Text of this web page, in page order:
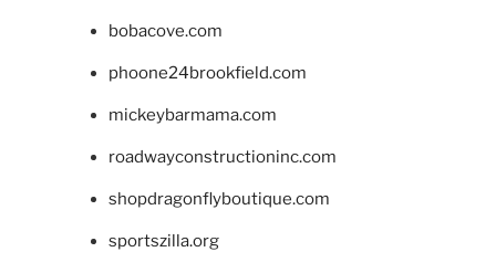
bobacove.com
phoone24brookfield.com
mickeybarmama.com
roadwayconstructioninc.com
shopdragonflyboutique.com
sportszilla.org